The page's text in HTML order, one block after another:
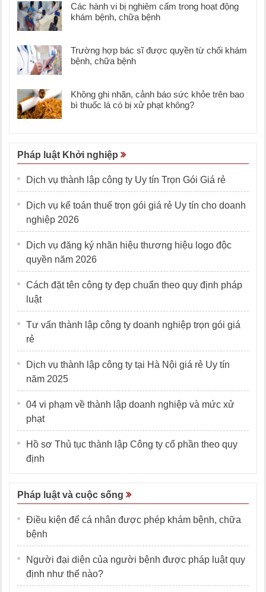
Các hành vi bị nghiêm cấm trong hoạt động
khám bệnh, chữa bệnh
Trường hợp bác sĩ được quyền từ chối khám
bệnh, chữa bệnh
Không ghi nhãn, cảnh báo sức khỏe trên bao
bì thuốc lá có bị xử phạt không?
Pháp luật Khởi nghiệp
Dịch vụ thành lập công ty Uy tín Trọn Gói Giá rẻ
Dịch vụ kế toán thuế trọn gói giá rẻ Uy tín cho doanh
nghiệp 2026
Dịch vụ đăng ký nhãn hiệu thương hiệu logo độc
quyền năm 2026
Cách đặt tên công ty đẹp chuẩn theo quy định pháp
luật
Tư vấn thành lập công ty doanh nghiệp trọn gói giá
rẻ
Dịch vụ thành lập công ty tại Hà Nội giá rẻ Uy tín
năm 2025
04 vi phạm về thành lập doanh nghiệp và mức xử
phạt
Hồ sơ Thủ tục thành lập Công ty cổ phần theo quy
định
Pháp luật và cuộc sống
Điều kiện để cá nhân được phép khám bệnh, chữa
bệnh
Người đại diện của người bệnh được pháp luật quy
định như thế nào?